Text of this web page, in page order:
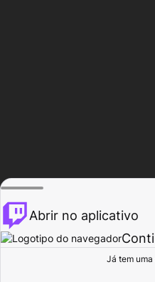
Procurar
Abrir no aplicativo
Já tem uma